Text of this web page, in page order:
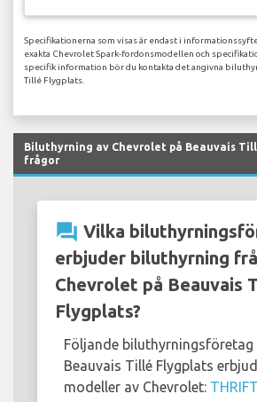
Specifikationerna som visas är endast i
exakta Chevrolet Spark-fordonsmodellen och
specifik information bör du kontakta det angivna
Tillé Flygplats.
Biluthyrning av Chevrolet på Beauvais
frågor
question_answer Vilka
erbjuder biluthyrning
Chevrolet på Beauvais
Flygplats?
Följande biluthyrningsföretag
Beauvais Tillé Flygplats
modeller av Chevrolet: